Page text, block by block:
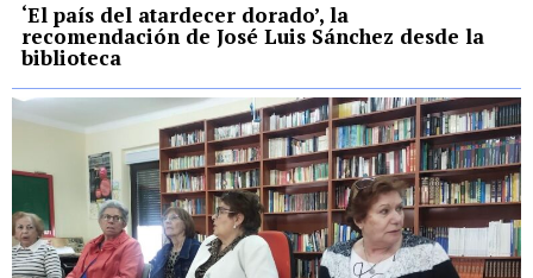
‘El país del atardecer dorado’, la
recomendación de José Luis Sánchez desde la
biblioteca